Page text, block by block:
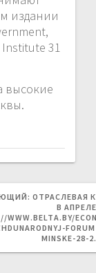
издании
31
высокие
СЛЕДУЮЩАЯ
ЗАПИСЬ:
ОТРАСЛЕВАЯ
В АПРЕЛЕ
WWW.BELTA.BY/
MINSKE-28-